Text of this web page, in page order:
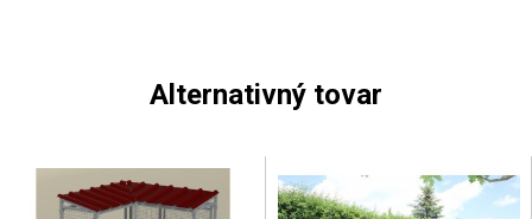
Alternativný tovar